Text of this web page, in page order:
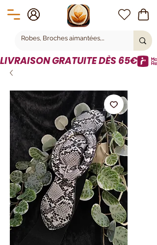
LIVRAISON GRATUITE DÈS 65€